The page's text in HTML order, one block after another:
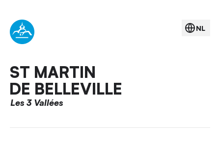
ST MARTIN
DE BELLEVILLE
Les 3 Vallées
NL